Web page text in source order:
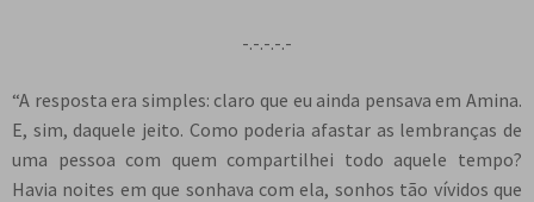
-.-.-.-.-
“A resposta era simples: claro que eu ainda pensava em Amina.
E, sim, daquele jeito. Como poderia afastar as lembranças de
uma pessoa com quem compartilhei todo aquele tempo?
Havia noites em que sonhava com ela, sonhos tão vívidos que